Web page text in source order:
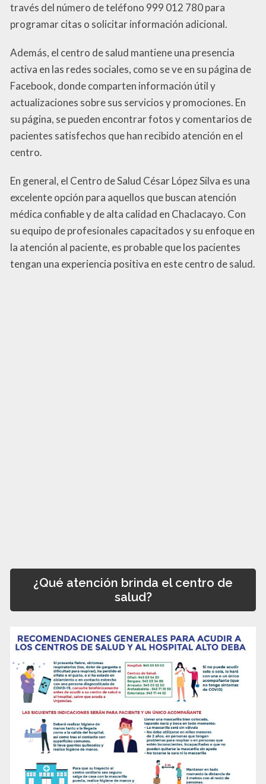
través del número de teléfono 999 012 780 para
programar citas o solicitar información adicional.
Además, el centro de salud mantiene una presencia
activa en las redes sociales, como se ve en su página de
Facebook, donde comparten información útil y
actualizaciones sobre sus servicios y promociones. En
su página, se pueden encontrar fotos y comentarios de
pacientes satisfechos que han recibido atención en el
centro.
En general, el Centro de Salud César López Silva es una
excelente opción para aquellos que buscan atención
médica confiable y de alta calidad en Chaclacayo. Con
su equipo de profesionales capacitados y su enfoque en
la atención al paciente, es probable que los pacientes
tengan una experiencia positiva en este centro de salud.
¿Qué atención brinda el centro de
salud?